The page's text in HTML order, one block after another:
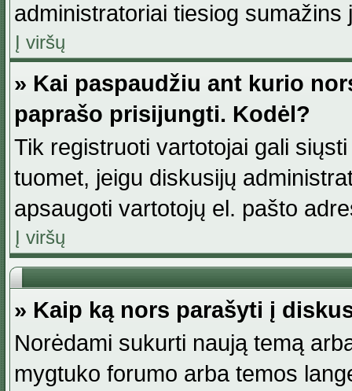
administratoriai tiesiog
Į viršų
» Kai paspaudžiu ant kurio
paprašo prisijungti. Kodėl?
Tik registruoti vartotojai gali
tuomet, jeigu diskusijų
apsaugoti vartotojų el. pašto
Į viršų
» Kaip ką nors parašyti į
Norėdami sukurti naują temą
mygtuko forumo arba temos